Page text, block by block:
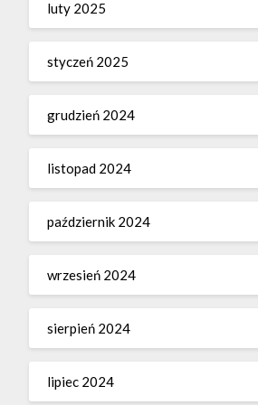
luty 2025
styczeń 2025
grudzień 2024
listopad 2024
październik 2024
wrzesień 2024
sierpień 2024
lipiec 2024